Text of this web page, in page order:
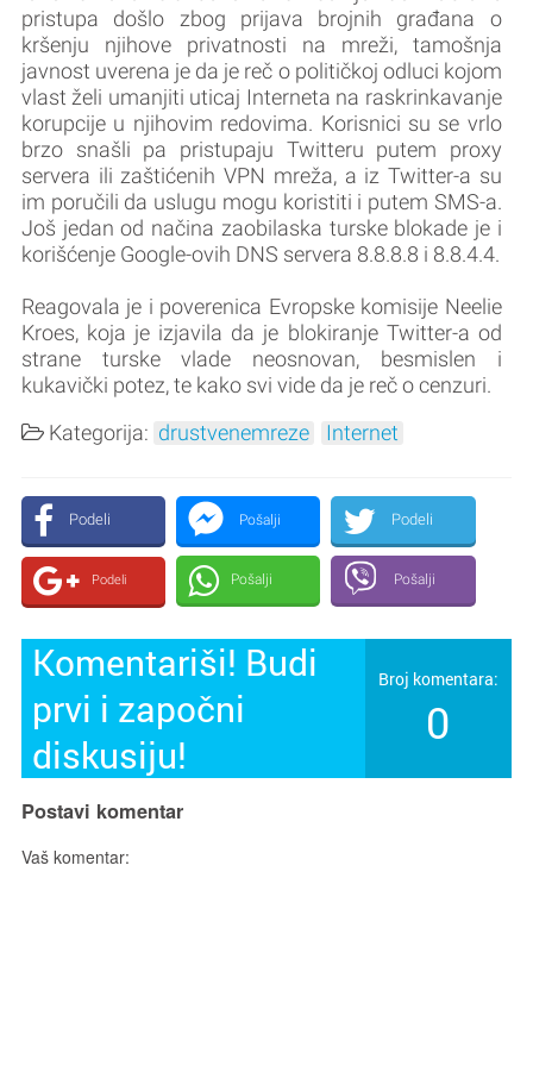
pristupa došlo zbog prijava brojnih građana o
kršenju njihove privatnosti na mreži, tamošnja
javnost uverena je da je reč o političkoj odluci kojom
vlast želi umanjiti uticaj Interneta na raskrinkavanje
korupcije u njihovim redovima. Korisnici su se vrlo
brzo snašli pa pristupaju Twitteru putem proxy
servera ili zaštićenih VPN mreža, a iz Twitter-a su
im poručili da uslugu mogu koristiti i putem SMS-a.
Još jedan od načina zaobilaska turske blokade je i
korišćenje Google-ovih DNS servera 8.8.8.8 i 8.8.4.4.
Reagovala je i poverenica Evropske komisije Neelie
Kroes, koja je izjavila da je blokiranje Twitter-a od
strane turske vlade neosnovan, besmislen i
kukavički potez, te kako svi vide da je reč o cenzuri.
Kategorija: drustvenemreze Internet
Podeli Pošalji Podeli
Podeli Pošalji Pošalji
Komentariši! Budi
prvi i započni
diskusiju!
Broj komentara:
0
Postavi komentar
Vaš komentar: